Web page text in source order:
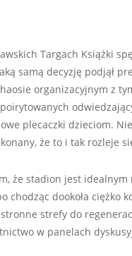
Targach Książki
samą decyzję podjął
organizacyjnym z
plecaczki dzieciom.
że to i tak rozleje
że stadion jest
chodząc dookoła ciężko
strefy do
w panelach